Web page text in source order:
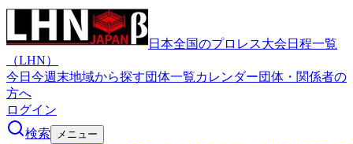
日本全国のプロレス大会日程一覧
（LHN）
今日 今週末地域から探す団体一覧カレンダー団体・関係者の
方へ
ログイン
検索
メニュー